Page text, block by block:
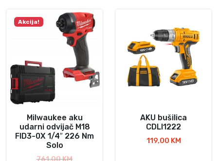
Akcija!
Milwaukee aku
udarni odvijač M18
FID3-0X 1/4″ 226 Nm
Solo
761,00KM
AKU bušilica
CDLI1222
119,00 KM